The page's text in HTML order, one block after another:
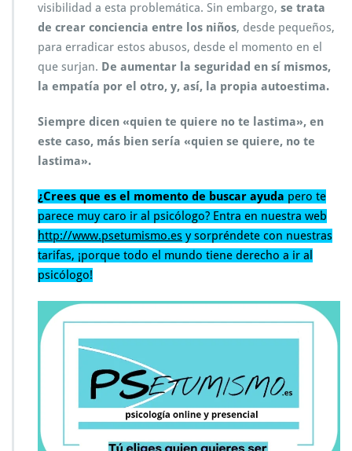
visibilidad a esta problemática. Sin embargo, se trata
de crear conciencia entre los niños, desde pequeños,
para erradicar estos abusos, desde el momento en el
que surjan. De aumentar la seguridad en sí mismos,
la empatía por el otro, y, así, la propia autoestima.
Siempre dicen «quien te quiere no te lastima», en
este caso, más bien sería «quien se quiere, no te
lastima».
¿Crees que es el momento de buscar ayuda pero te
parece muy caro ir al psicólogo? Entra en nuestra web
http://www.psetumismo.es y sorpréndete con nuestras
tarifas, ¡porque todo el mundo tiene derecho a ir al
psicólogo!